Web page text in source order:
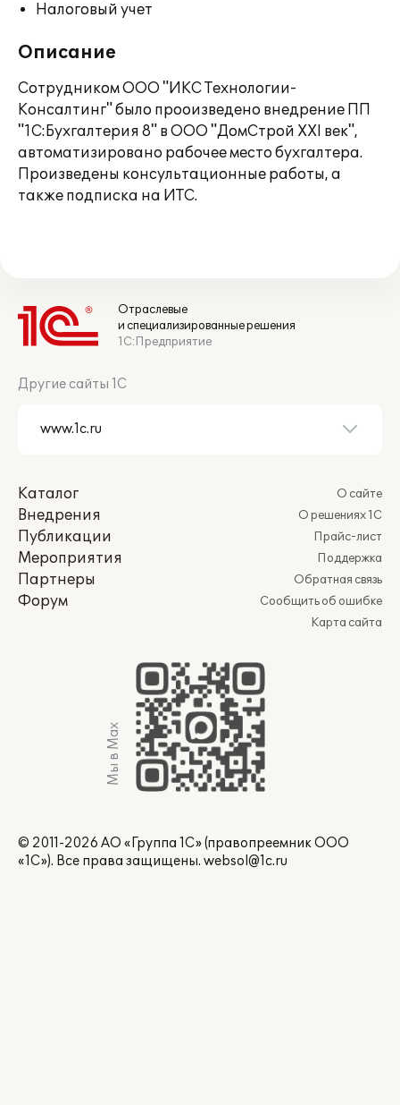
Налоговый учет
Описание
Сотрудником ООО "ИКС Технологии-
Консалтинг" было прооизведено внедрение ПП
"1С:Бухгалтерия 8" в ООО "ДомСтрой ХХI век",
автоматизировано рабочее место бухгалтера.
Произведены консультационные работы, а
также подписка на ИТС.
Отраслевые
и специализированные решения
1С:Предприятие
Другие сайты 1С
Каталог
Внедрения
Публикации
Мероприятия
Партнеры
Форум
О сайте
О решениях 1С
Прайс-лист
Поддержка
Обратная связь
Сообщить об ошибке
Карта сайта
Мы в Max
© 2011-2026 АО «Группа 1С» (правопреемник ООО
«1С»). Все права защищены. websol@1c.ru